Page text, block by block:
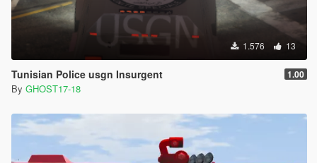
1.576 13
Tunisian Police usgn Insurgent 1.00
By GHOST17-18